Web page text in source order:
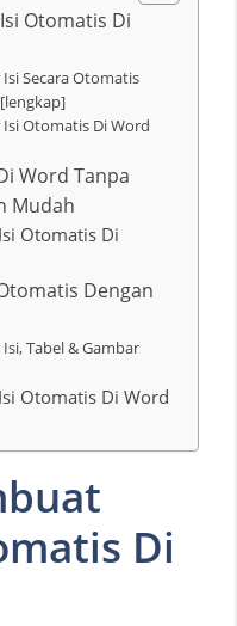
Otomatis Di
Secara Otomatis
Otomatis Di Word
Word Tanpa
Mudah
Otomatis Di
Dengan
Tabel & Gambar
Otomatis Di Word
Di